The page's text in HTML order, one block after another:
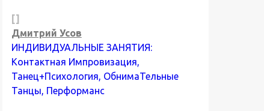
[]
Дмитрий Усов
ИНДИВИДУАЛЬНЫЕ ЗАНЯТИЯ:
Контактная Импровизация,
Танец+Психология, ОбнимаТельные
Танцы, Перформанс